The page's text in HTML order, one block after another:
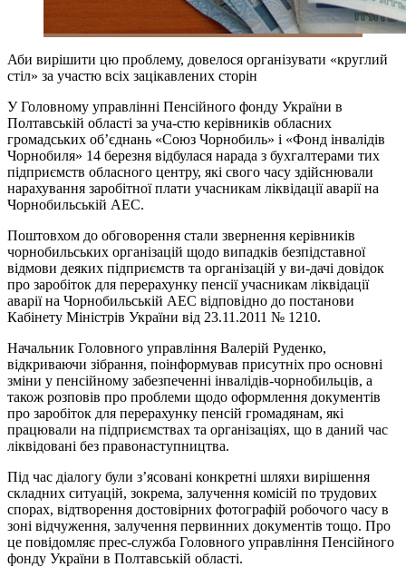
Аби вирішити цю проблему, довелося організувати «круглий
стіл» за участю всіх зацікавлених сторін
У Головному управлінні Пенсійного фонду України в
Полтавській області за уча-стю керівників обласних
громадських об’єднань «Союз Чорнобиль» і «Фонд інвалідів
Чорнобиля» 14 березня відбулася нарада з бухгалтерами тих
підприємств обласного центру, які свого часу здійснювали
нарахування заробітної плати учасникам ліквідації аварії на
Чорнобильській АЕС.
Поштовхом до обговорення стали звернення керівників
чорнобильських організацій щодо випадків безпідставної
відмови деяких підприємств та організацій у ви-дачі довідок
про заробіток для перерахунку пенсії учасникам ліквідації
аварії на Чорнобильській АЕС відповідно до постанови
Кабінету Міністрів України від 23.11.2011 № 1210.
Начальник Головного управління Валерій Руденко,
відкриваючи зібрання, поінформував присутніх про основні
зміни у пенсійному забезпеченні інвалідів-чорнобильців, а
також розповів про проблеми щодо оформлення документів
про заробіток для перерахунку пенсій громадянам, які
працювали на підприємствах та організаціях, що в даний час
ліквідовані без правонаступництва.
Під час діалогу були з’ясовані конкретні шляхи вирішення
складних ситуацій, зокрема, залучення комісій по трудових
спорах, відтворення достовірних фотографій робочого часу в
зоні відчуження, залучення первинних документів тощо. Про
це повідомляє прес-служба Головного управління Пенсійного
фонду України в Полтавській області.